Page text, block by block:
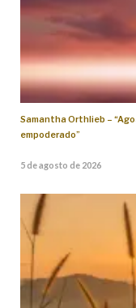
Samantha Orthlieb –
empoderado”
5 de agosto de 2026